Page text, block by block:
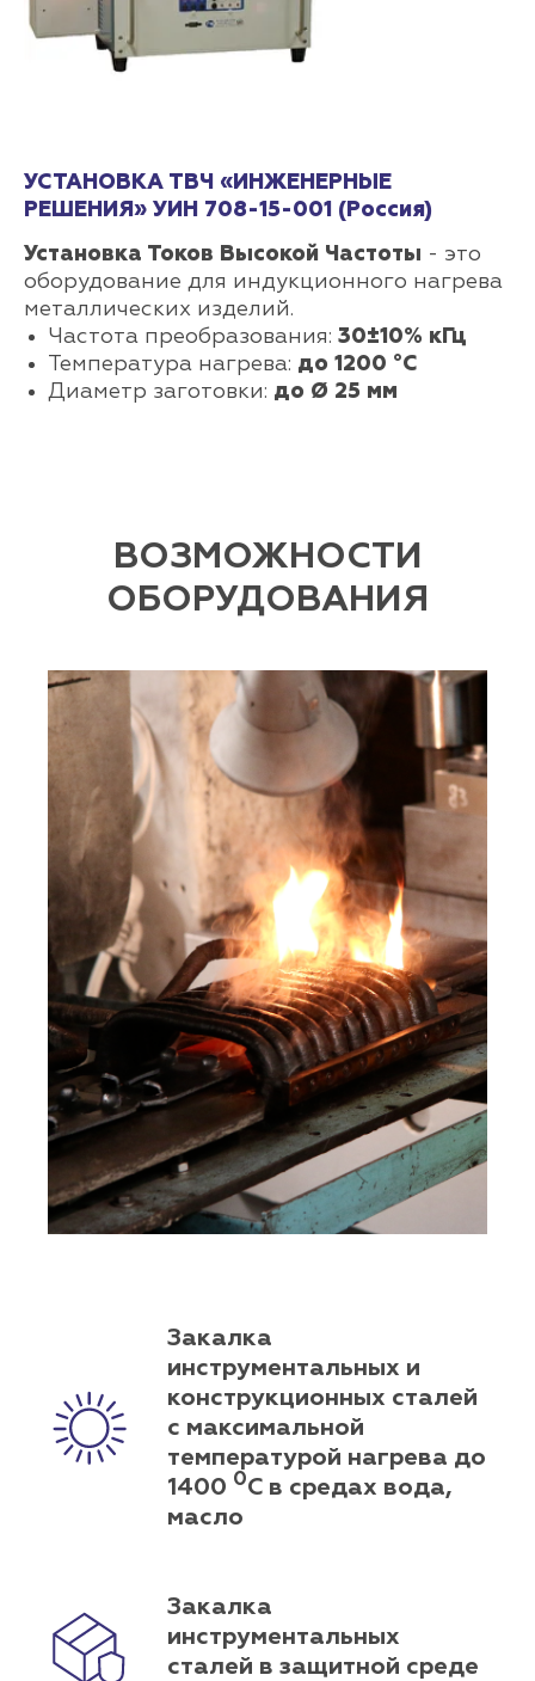
УСТАНОВКА ТВЧ «ИНЖЕНЕРНЫЕ
РЕШЕНИЯ» УИН 708-15-001 (Россия)
Установка Токов Высокой Частоты - это
оборудование для индукционного нагрева
металлических изделий.
Частота преобразования: 30±10% кГц
Температура нагрева: до 1200 °С
Диаметр заготовки: до Ø 25 мм
ВОЗМОЖНОСТИ
ОБОРУДОВАНИЯ
Закалка
инструментальных и
конструкционных сталей
с максимальной
температурой нагрева до
1400 0С в средах вода,
масло
Закалка
инструментальных
сталей в защитной среде